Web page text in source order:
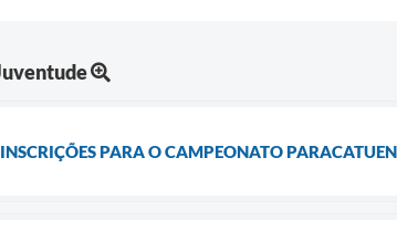
PARA O CAMPEONATO